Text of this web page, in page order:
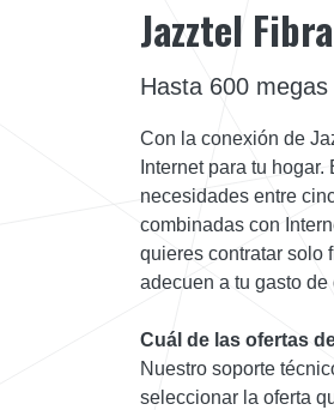
Jazztel
Hasta 600
Con la conexión de
Internet para tu
necesidades entre
combinadas con
quieres contratar solo
adecuen a tu gasto
Cuál de las ofertas
Nuestro soporte
seleccionar la oferta